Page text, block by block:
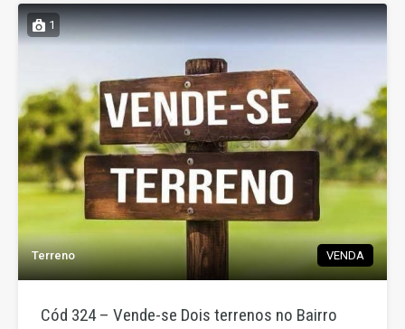
1
Terreno VENDA
Cód 324 – Vende-se Dois terrenos no Bairro